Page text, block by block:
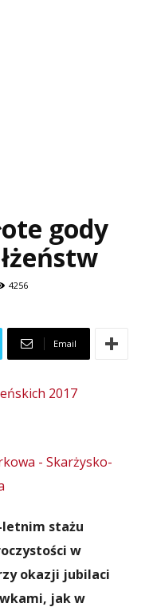
gody
4256
Email
letnim stażu
w
okazji jubilaci
jak w